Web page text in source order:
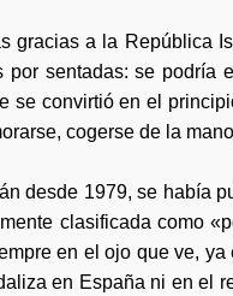
gracias a la República
por sentadas: se podría
se convirtió en el
cogerse de la
desde 1979, se había
clasificada como
en el ojo que ve,
en España ni en el